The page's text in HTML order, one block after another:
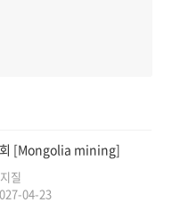
회 [Mongolia mining]
질
04-23